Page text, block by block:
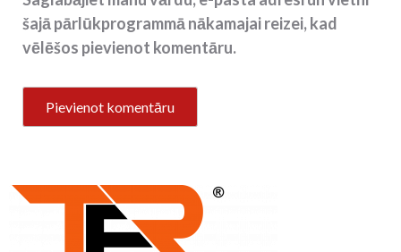
šajā pārlūkprogrammā nākamajai reizei, kad
vēlēšos pievienot komentāru.